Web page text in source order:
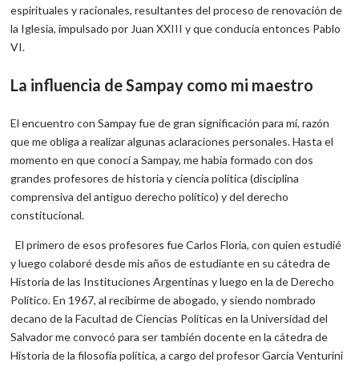
espirituales y racionales, resultantes del proceso de renovación de
la Iglesia, impulsado por Juan XXIII y que conducía entonces Pablo
VI.
La influencia de Sampay como mi maestro
El encuentro con Sampay fue de gran significación para mí, razón
que me obliga a realizar algunas aclaraciones personales. Hasta el
momento en que conocí a Sampay, me había formado con dos
grandes profesores de historia y ciencia política (disciplina
comprensiva del antiguo derecho político) y del derecho
constitucional.
El primero de esos profesores fue Carlos Floria, con quien estudié
y luego colaboré desde mis años de estudiante en su cátedra de
Historia de las Instituciones Argentinas y luego en la de Derecho
Político. En 1967, al recibirme de abogado, y siendo nombrado
decano de la Facultad de Ciencias Políticas en la Universidad del
Salvador me convocó para ser también docente en la cátedra de
Historia de la filosofía política, a cargo del profesor García Venturini